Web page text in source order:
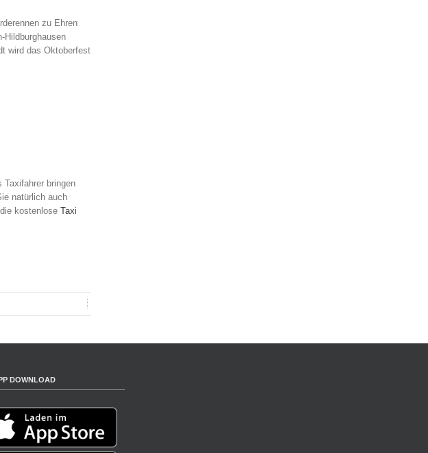
zu Ehren
Hildburghausen
wird das Oktoberfest
bringen
natürlich auch
kostenlose Taxi
DOWNLOAD